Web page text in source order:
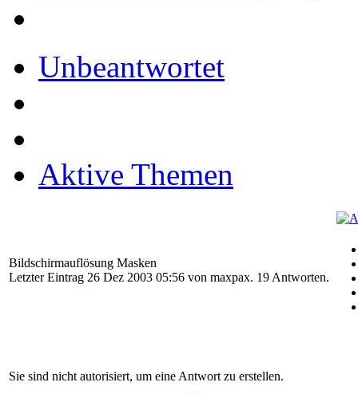
Unbeantwortet
Aktive Themen
Bildschirmauflösung Masken
Letzter Eintrag 26 Dez 2003 05:56 von maxpax. 19 Antworten.
Sie sind nicht autorisiert, um eine Antwort zu erstellen.